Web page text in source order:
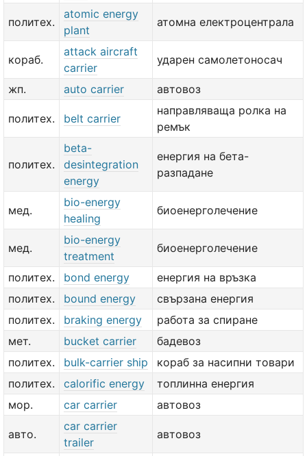
политех.
atomic energy
plant
атомна електроцентрала
кораб.
attack aircraft
carrier
ударен самолетоносач
жп. auto carrier автовоз
политех. belt carrier
направляваща ролка на
ремък
политех.
beta-
desintegration
energy
енергия на бета-
разпадане
мед.
bio-energy
healing
биоенерголечение
мед.
bio-energy
treatment
биоенерголечение
политех. bond energy
енергия на връзка
политех.
bound energy
свързана енергия
политех.
braking energy
работа за спиране
мет.
bucket carrier
бадевоз
политех.
bulk-carrier ship
кораб за насипни товари
политех.
calorific energy
топлинна енергия
мор.
car carrier автовоз
авто.
car carrier
trailer
автовоз